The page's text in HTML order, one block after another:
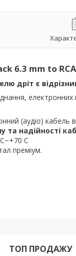
6.3 mm to
є
(аудіо) кабель
та надійності
С
преміум.
ТОП ПРОДАЖУ